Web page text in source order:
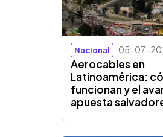
Nacional 05-07-
Aerocables en
Latinoamérica:
funcionan y el
apuesta